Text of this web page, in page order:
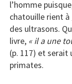
l’homme
chatouille rient
des ultrasons.
livre, « il a une
(p. 117) et serait
primates.